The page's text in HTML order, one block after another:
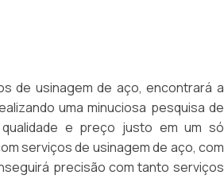
de usinagem de aço, encontrará a
uma minuciosa pesquisa de
e preço justo em um só
serviços de usinagem de aço, com
precisão com tanto serviços